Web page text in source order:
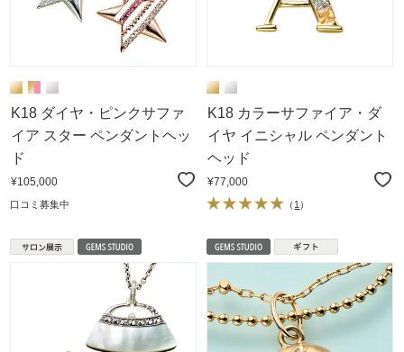
K18 ダイヤ・ピンクサファ
イア スター ペンダントヘッ
ド
¥105,000
口コミ募集中
K18 カラーサファイア・ダ
イヤ イニシャル ペンダント
ヘッド
¥77,000
（ 1 ）